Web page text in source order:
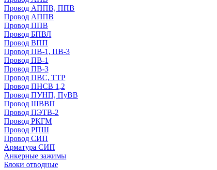
Провод АППВ, ППВ
Провод АППВ
Провод ППВ
Провод БПВЛ
Провод ВПП
Провод ПВ-1, ПВ-3
Провод ПВ-1
Провод ПВ-3
Провод ПВС, ТТР
Провод ПНСВ 1,2
Провод ПУНП, ПуВВ
Провод ШВВП
Провод ПЭТВ-2
Провод РКГМ
Провод РПШ
Провод СИП
Арматура СИП
Анкерные зажимы
Блоки отводные